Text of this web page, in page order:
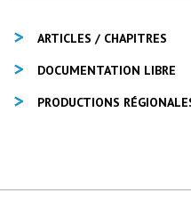
ARTICLES / CHAPITRES
DOCUMENTATION LIBRE
PRODUCTIONS